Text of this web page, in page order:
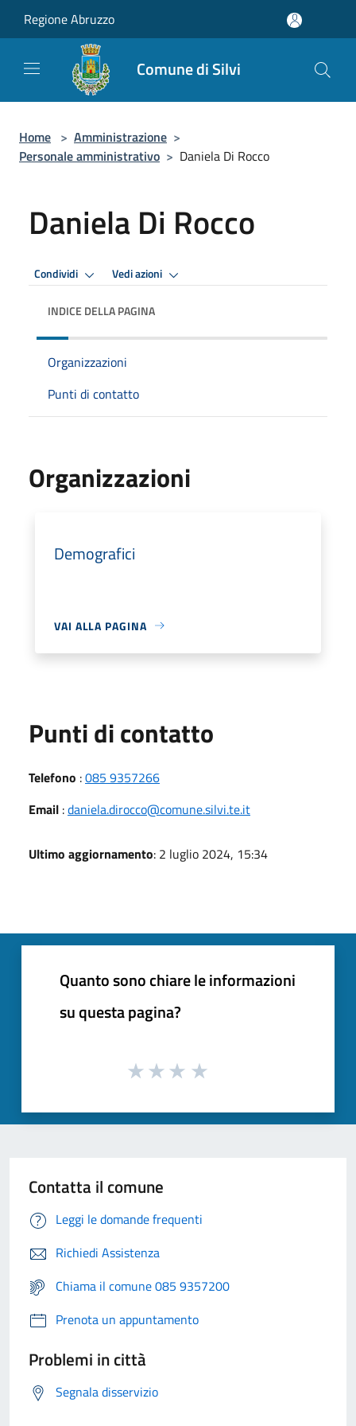
Regione Abruzzo
Comune di Silvi
Home > Amministrazione >
Personale amministrativo > Daniela Di Rocco
Daniela Di Rocco
Condividi Vedi azioni
INDICE DELLA PAGINA
Organizzazioni
Punti di contatto
Organizzazioni
Demografici
VAI ALLA PAGINA
Punti di contatto
Telefono :085 9357266
Email :daniela.dirocco@comune.silvi.te.it
Ultimo aggiornamento: 2 luglio 2024, 15:34
Quanto sono chiare le informazioni
su questa pagina?
Contatta il comune
Leggi le domande frequenti
Richiedi Assistenza
Chiama il comune 085 9357200
Prenota un appuntamento
Problemi in città
Segnala disservizio